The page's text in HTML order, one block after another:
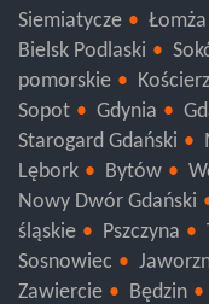
Augustów
Siemiatycze
Łomża
Bielsk Podlaski
pomorskie
Sopot
Gdynia
Starogard Gdański
Lębork
Bytów
Nowy Dwór Gdański
śląskie
Pszczyna
Sosnowiec